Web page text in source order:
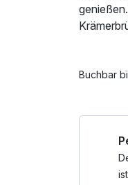
Buchbar